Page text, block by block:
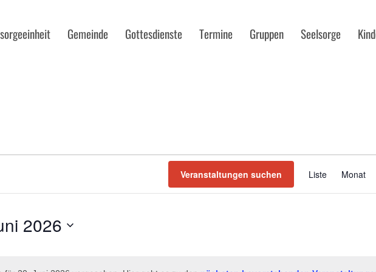
Gemeinde Gottesdienste Termine Gruppen Seelsorge
Veranstaltungen suchen Liste
2026